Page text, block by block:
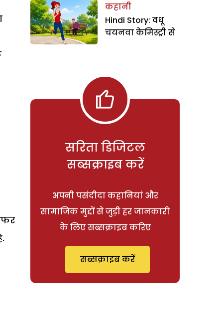
कहानी
Hindi Story: वधू
चयनवा केमिस्ट्री से
सरिता डिजिटल
सब्सक्राइब करें
अपनी पसंदीदा कहानियां और
सामाजिक मुद्दों से जुड़ी हर जानकारी
के लिए सब्सक्राइब करिए
सब्सक्राइब करें